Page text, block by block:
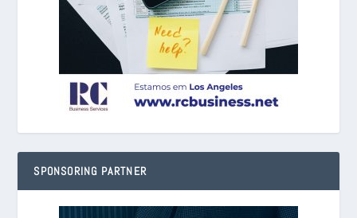
SPONSORING PARTNER